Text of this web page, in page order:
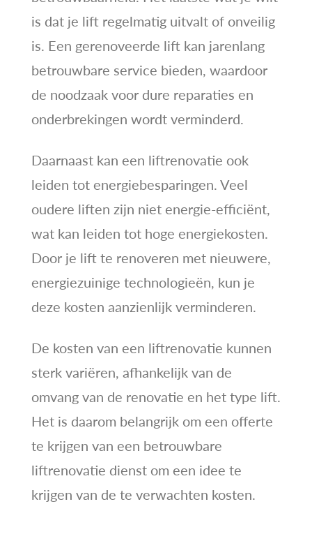
is dat je lift regelmatig uitvalt of onveilig
is. Een gerenoveerde lift kan jarenlang
betrouwbare service bieden, waardoor
de noodzaak voor dure reparaties en
onderbrekingen wordt verminderd.
Daarnaast kan een liftrenovatie ook
leiden tot energiebesparingen. Veel
oudere liften zijn niet energie-efficiënt,
wat kan leiden tot hoge energiekosten.
Door je lift te renoveren met nieuwere,
energiezuinige technologieën, kun je
deze kosten aanzienlijk verminderen.
De kosten van een liftrenovatie kunnen
sterk variëren, afhankelijk van de
omvang van de renovatie en het type lift.
Het is daarom belangrijk om een offerte
te krijgen van een betrouwbare
liftrenovatie dienst om een idee te
krijgen van de te verwachten kosten.